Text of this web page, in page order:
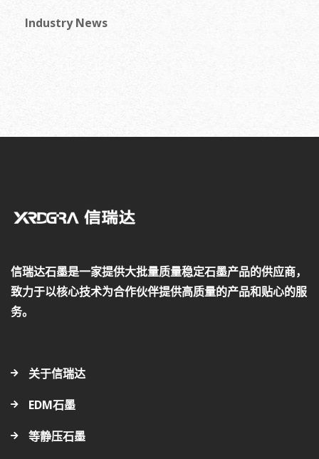
Industry News
信瑞达石墨是一家提供大批量质量稳定石墨产品的供应商，
致力于以核心技术为合作伙伴提供高质量的产品和贴心的服
务。
关于信瑞达
EDM石墨
等静压石墨